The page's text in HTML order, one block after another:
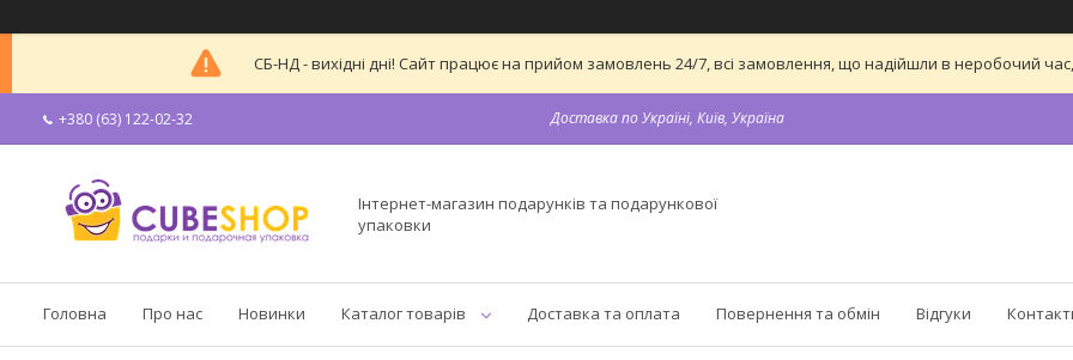
СБ-НД - вихідні дні! Сайт працює на прийом замовлень 24/7, всі замовлення, що надійшли в неробочий
+380 (63) 122-02-32 Доставка по Україні, Київ, Україна
Інтернет-магазин подарунків та подарункової
упаковки
Головна Про нас Новинки Каталог товарів Доставка та оплата Повернення та обмін Відгуки